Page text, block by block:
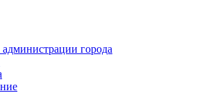
города